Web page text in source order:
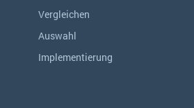
Vergleichen
Auswahl
Implementierung